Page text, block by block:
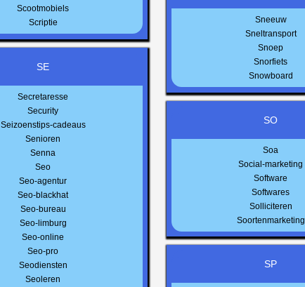
Scootmobiels
Scriptie
SE
Secretaresse
Security
Seizoenstips-cadeaus
Senioren
Senna
Seo
Seo-agentur
Seo-blackhat
Seo-bureau
Seo-limburg
Seo-online
Seo-pro
Seodiensten
Seoleren
Sneeuw
Sneltransport
Snoep
Snorfiets
Snowboard
SO
Soa
Social-marketing
Software
Softwares
Solliciteren
Soortenmarketing
SP